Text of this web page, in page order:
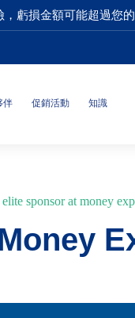
虧損金額可能超過您的
伴 促銷活動 知識
sponsor at money